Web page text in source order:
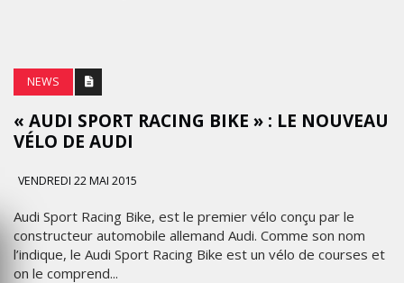
NEWS
« AUDI SPORT RACING BIKE » : LE NOUVEAU
VÉLO DE AUDI
VENDREDI 22 MAI 2015
Audi Sport Racing Bike, est le premier vélo conçu par le
constructeur automobile allemand Audi. Comme son nom
l’indique, le Audi Sport Racing Bike est un vélo de courses et
on le comprend...